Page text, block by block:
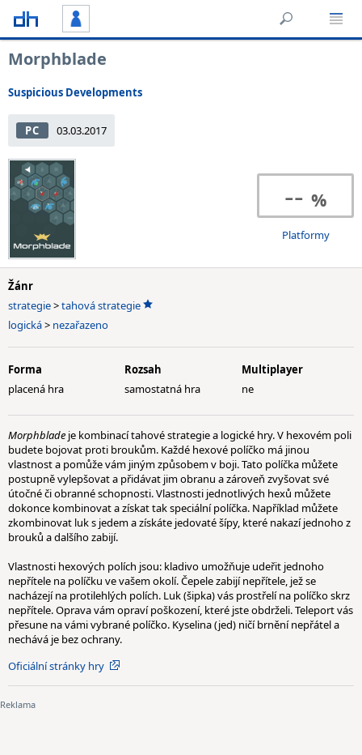
Morphblade
Suspicious Developments
PC 03.03.2017
--
Platformy
Žánr
strategie>tahová strategie
logická> nezařazeno
Forma
placená hra
Rozsah
samostatná hra
Multiplayer
ne
Morphblade je kombinací tahové strategie a logické hry. V hexovém poli
budete bojovat proti broukům. Každé hexové políčko má jinou
vlastnost a pomůže vám jiným způsobem v boji. Tato políčka můžete
postupně vylepšovat a přidávat jim obranu a zároveň zvyšovat své
útočné či obranné schopnosti. Vlastnosti jednotlivých hexů můžete
dokonce kombinovat a získat tak speciální políčka. Například můžete
zkombinovat luk s jedem a získáte jedovaté šípy, které nakazí jednoho z
brouků a dalšího zabijí.
Vlastnosti hexových polích jsou: kladivo umožňuje udeřit jednoho
nepřítele na políčku ve vašem okolí. Čepele zabijí nepřítele, jež se
nacházejí na protilehlých polích. Luk (šipka) vás prostřelí na políčko skrz
nepřítele. Oprava vám opraví poškození, které jste obdrželi. Teleport vás
přesune na vámi vybrané políčko. Kyselina (jed) ničí brnění nepřátel a
nechává je bez ochrany.
Oficiální stránky hry